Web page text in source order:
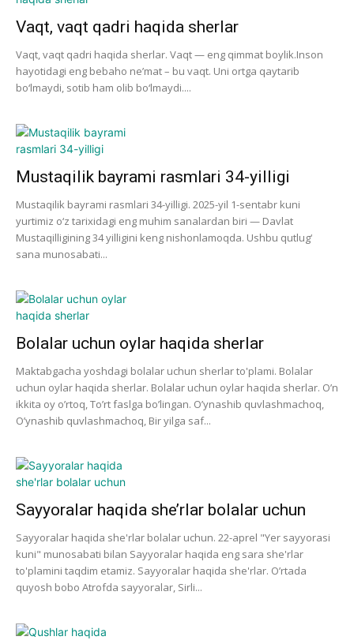
Vaqt, vaqt qadri haqida sherlar
Vaqt, vaqt qadri haqida sherlar. Vaqt — eng qimmat boylik.Inson
hayotidagi eng bebaho ne’mat – bu vaqt. Uni ortga qaytarib
bo‘lmaydi, sotib ham olib bo‘lmaydi....
Mustaqilik bayrami rasmlari 34-yilligi
Mustaqilik bayrami rasmlari 34-yilligi. 2025-yil 1-sentabr kuni
yurtimiz o‘z tarixidagi eng muhim sanalardan biri — Davlat
Mustaqilligining 34 yilligini keng nishonlamoqda. Ushbu qutlug‘
sana munosabati...
Bolalar uchun oylar haqida sherlar
Maktabgacha yoshdagi bolalar uchun sherlar to'plami. Bolalar
uchun oylar haqida sherlar. Bolalar uchun oylar haqida sherlar. O’n
ikkita oy o’rtoq, To’rt faslga bo’lingan. O’ynashib quvlashmachoq,
O’ynashib quvlashmachoq, Bir yilga saf...
Sayyoralar haqida she’rlar bolalar uchun
Sayyoralar haqida she'rlar bolalar uchun. 22-aprel "Yer sayyorasi
kuni" munosabati bilan Sayyoralar haqida eng sara she'rlar
to'plamini taqdim etamiz. Sayyoralar haqida she'rlar. O’rtada
quyosh bobo Atrofda sayyoralar, Sirli...